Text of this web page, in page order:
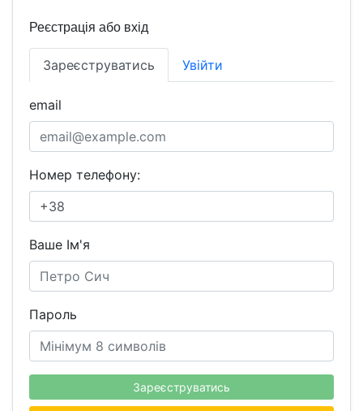
Реєстрація або вхід
Зареєструватись Увійти
email
Номер телефону:
Ваше Ім'я
Пароль
Зареєструватись